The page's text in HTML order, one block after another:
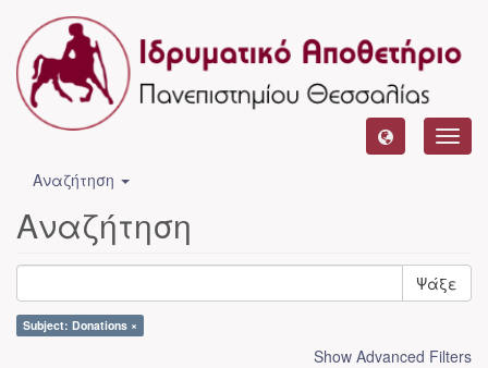
Αναζήτηση
Αναζήτηση
Ψάξε
Subject: Donations ×
Show Advanced Filters